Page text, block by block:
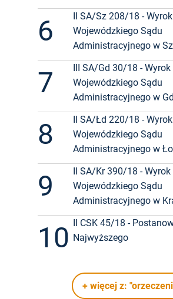
6
II SA/Sz 208/18 - Wyrok
Wojewódzkiego Sądu
Administracyjnego w
7
III SA/Gd 30/18 - Wyrok
Wojewódzkiego Sądu
Administracyjnego w
8
II SA/Łd 220/18 - Wyrok
Wojewódzkiego Sądu
Administracyjnego w
9
II SA/Kr 390/18 - Wyrok
Wojewódzkiego Sądu
Administracyjnego w
10 II CSK 45/18 -
Najwyższego
+ więcej z: